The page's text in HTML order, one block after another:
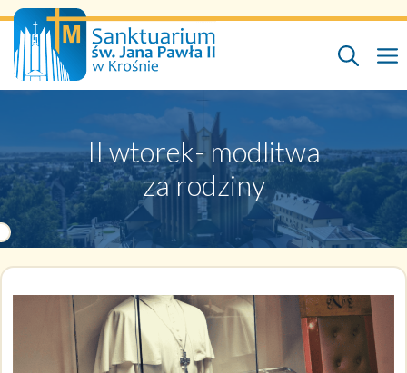
Przejdź
do
treści
II wtorek- modlitwa
za rodziny